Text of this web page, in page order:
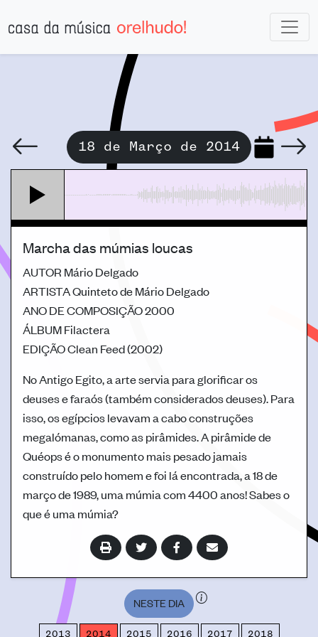
18 de Março de 2014
Marcha das múmias loucas
AUTOR Mário Delgado
ARTISTAQuinteto de Mário Delgado
ANO DE COMPOSIÇÃO2000
ÁLBUMFilactera
EDIÇÃOClean Feed (2002)
No Antigo Egito, a arte servia para glorificar os
deuses e faraós (também considerados deuses). Para
isso, os egípcios levavam a cabo construções
megalómanas, como as pirâmides. A pirâmide de
Quéops é o monumento mais pesado jamais
construído pelo homem e foi lá encontrada, a 18 de
março de 1989, uma múmia com 4400 anos! Sabes o
que é uma múmia?
NESTE DIA
2013 2014 2015 2016 2017 2018